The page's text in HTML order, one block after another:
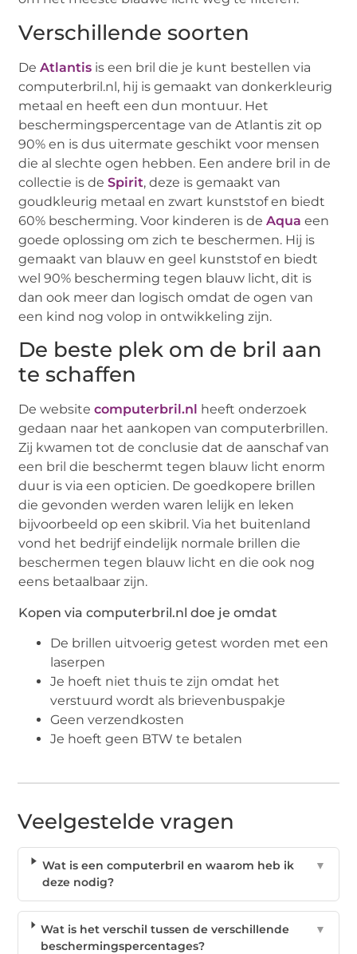
Verschillende soorten
DeAtlantis is een bril die je kunt bestellen via
computerbril.nl, hij is gemaakt van donkerkleurig
metaal en heeft een dun montuur. Het
beschermingspercentage van de Atlantis zit op
90% en is dus uitermate geschikt voor mensen
die al slechte ogen hebben. Een andere bril in de
collectie is deSpirit, deze is gemaakt van
goudkleurig metaal en zwart kunststof en biedt
60% bescherming. Voor kinderen is deAqua een
goede oplossing om zich te beschermen. Hij is
gemaakt van blauw en geel kunststof en biedt
wel 90% bescherming tegen blauw licht, dit is
dan ook meer dan logisch omdat de ogen van
een kind nog volop in ontwikkeling zijn.
De beste plek om de bril aan
te schaffen
De websitecomputerbril.nl heeft onderzoek
gedaan naar het aankopen van computerbrillen.
Zij kwamen tot de conclusie dat de aanschaf van
een bril die beschermt tegen blauw licht enorm
duur is via een opticien. De goedkopere brillen
die gevonden werden waren lelijk en leken
bijvoorbeeld op een skibril. Via het buitenland
vond het bedrijf eindelijk normale brillen die
beschermen tegen blauw licht en die ook nog
eens betaalbaar zijn.
Kopen via computerbril.nl doe je omdat
De brillen uitvoerig getest worden met een
laserpen
Je hoeft niet thuis te zijn omdat het
verstuurd wordt als brievenbuspakje
Geen verzendkosten
Je hoeft geen BTW te betalen
Veelgestelde vragen
Wat is een computerbril en waarom heb ik
deze nodig?
▼
Wat is het verschil tussen de verschillende
beschermingspercentages?
▼